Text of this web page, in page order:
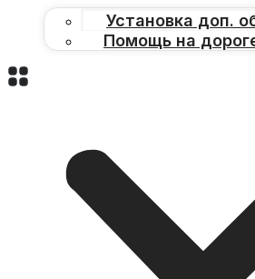
Установка доп.
Помощь на